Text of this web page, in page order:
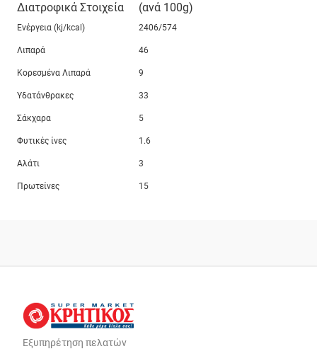
Διατροφικά Στοιχεία (ανά 100g)
Ενέργεια (kj/kcal) 2406/574
Λιπαρά 46
Κορεσμένα Λιπαρά 9
Υδατάνθρακες 33
Σάκχαρα 5
Φυτικές ίνες 1.6
Αλάτι 3
Πρωτείνες 15
Εξυπηρέτηση πελατών